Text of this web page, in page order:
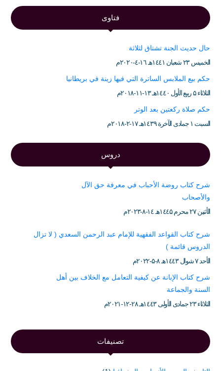
فتاوى
حال حديث الجنة تشتاق لثلاثة
الخميس ۲۳ شعبان ۱٤٤۱هـ ۱٦-٤-۲۰۲۰م
حكم بيع الملابس الساترة التي فيها زينة في بريطانيا
الثلاثاء ۵ ربيع الأول ۱٤٤۰هـ ۱۳-۱۱-۲۰۱۸م
حكم صلاة ركعتين بعد الوتر
السبت ۱ جمادى الآخرة ۱٤۳۹هـ ۱۷-۲-۲۰۱۸م
دروس
شرح كتاب روضة الأحباب في معرفة حق الآل
والأصحاب
الأثنين ۲۷ محرم ۱٤٤۵هـ ۱٤-۸-۲۰۲۳م
شرح كتاب القواعد الفقهية للإمام عبد الرحمن السعدي ( لا تزال
الدروس قائمة )
الأحد ۷ شوال ۱٤٤۳هـ ۸-۵-۲۰۲۲م
شرح كتاب الإبانة عن كيفية التعامل مع الخلاف بين أهل
السنة والجماعة
الثلاثاء ۲۳ جمادى الأولى ۱٤٤۳هـ ۲۸-۱۲-۲۰۲۱م
تصنيفات